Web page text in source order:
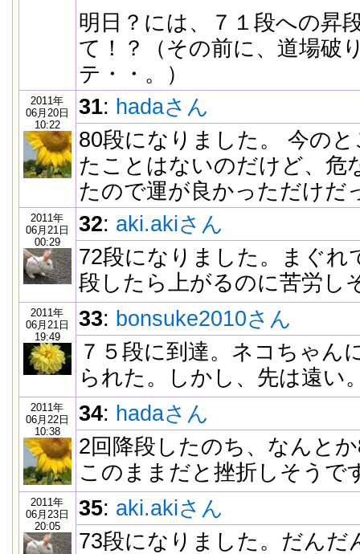
明日？には、７１段への昇
て！？（その前に、道場破
テ・・。）
2011年
06月20日
10:22
31: hadaさん
80段になりました。 今の
たことはないのだけど、危
たので運が良かっただけ
2011年
06月21日
00:29
32: aki.akiさん
72段になりました。まぐれ
段したら上がるのに苦労し
2011年
06月21日
19:49
33: bonsuke2010さん
７５段に到達。ネコちゃん
られた。しかし、先は遠い
2011年
06月22日
10:38
34: hadaさん
2回降段したのち、なんと
このままだと挫折しそうで
2011年
06月23日
20:05
35: aki.akiさん
73段になりました。だんだ